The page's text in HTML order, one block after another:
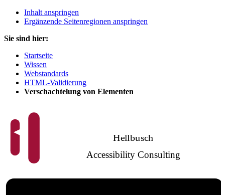
Inhalt anspringen
Ergänzende Seitenregionen anspringen
Sie sind hier:
Startseite
Wissen
Webstandards
HTML-Validierung
Verschachtelung von Elementen
Hellbusch
Accessibility Consulting